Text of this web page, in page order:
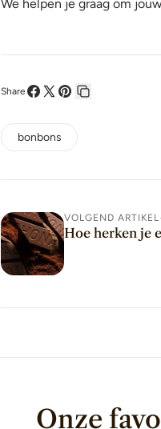
We helpen je graag om
Share
op
Facebook
X
op
Pinterest
bonbons
VOLGEND ARTIKEL
Hoe herken je
Onze